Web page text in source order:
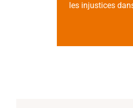
les injustices